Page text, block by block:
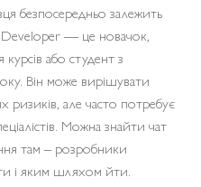
безпосередньо залежить
Developer — це новачок,
або студент з
Він може вирішувати
ризиків, але часто потребує
Можна знайти чат
там – розробники
і яким шляхом йти.